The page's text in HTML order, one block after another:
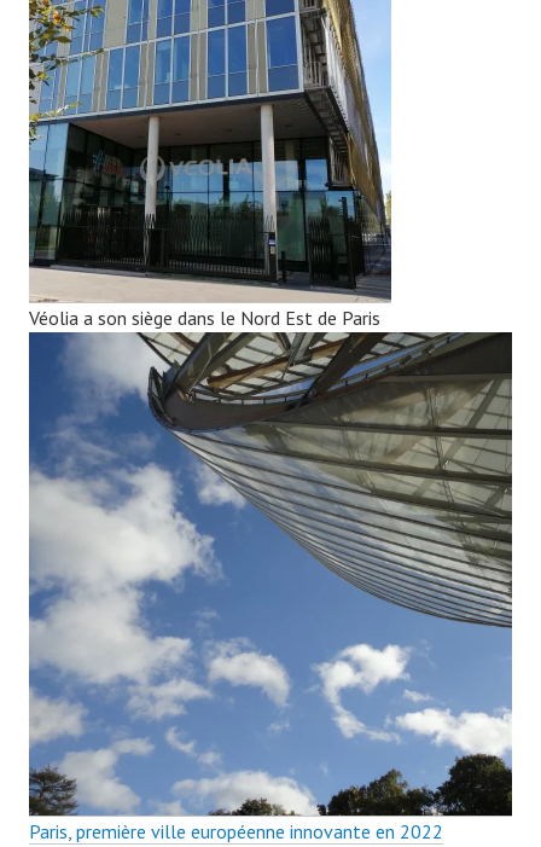
Véolia a son siège dans le Nord Est de Paris
Paris, première ville européenne innovante en 2022